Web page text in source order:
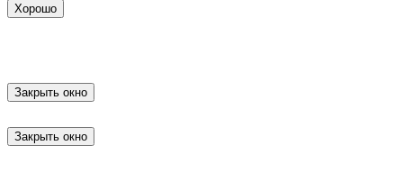
Хорошо
Закрыть окно
Закрыть окно